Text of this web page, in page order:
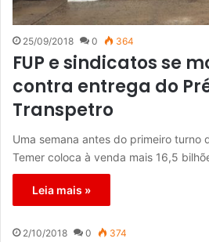
25/09/2018 0 364
FUP e sindicatos se
contra entrega do
Transpetro
Uma semana antes do primeiro turno
Temer coloca à venda mais 16,5
Leia mais »
2/10/2018 0 374